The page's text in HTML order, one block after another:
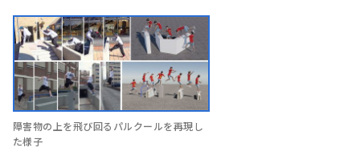
障害物の上を飛び回るパルクールを再現し
た様子